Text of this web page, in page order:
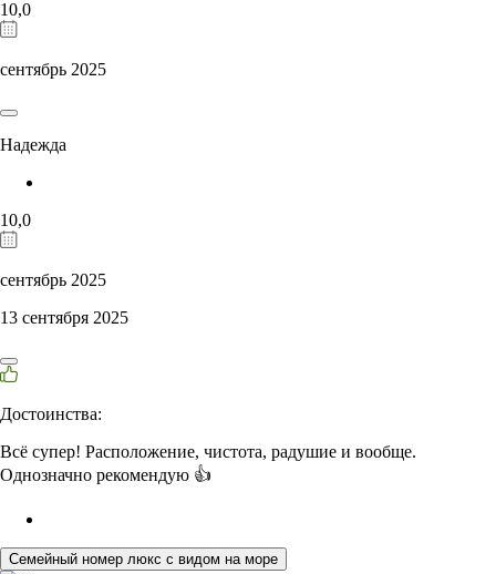
10,0
сентябрь 2025
Надежда
10,0
сентябрь 2025
13 сентября 2025
Достоинства:
Всё супер! Расположение, чистота, радушие и вообще.
Однозначно рекомендую 👍
Семейный номер люкс с видом на море